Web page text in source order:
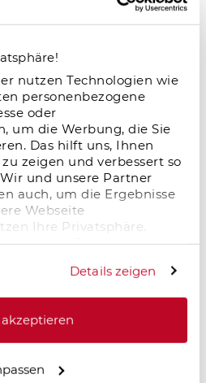
nutzen Technologien wie
personenbezogene
oder
um die Werbung, die Sie
Das hilft uns, Ihnen
zeigen und verbessert so
und unsere Partner
auch, um die Ergebnisse
Webseite
Ihre Privatsphäre.
um Erlaubnis zum
Details zeigen
eine seltene
steuerlichen Vorteilen
Förderung, nachhaltigem
garantierter
historische
hochwertige
Wohnqual
Stabiles
Auslastung und